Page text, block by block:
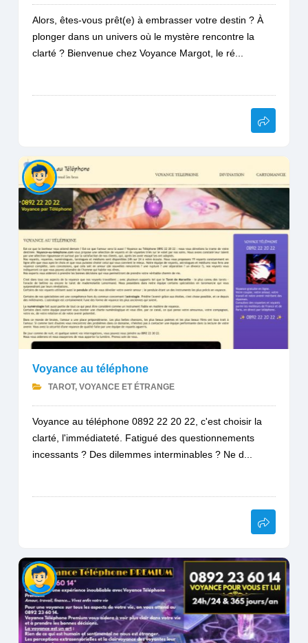
Alors, êtes-vous prêt(e) à embrasser votre destin ? À
plonger dans un univers où le mystère rencontre la
clarté ? Bienvenue chez Voyance Margot, le ré...
Voyance au téléphone
TAROT, VOYANCE ET ÉTRANGE
Voyance au téléphone 0892 22 20 22, c'est choisir la
clarté, l'immédiateté. Fatigué des questionnements
incessants ? Des dilemmes interminables ? Ne d...